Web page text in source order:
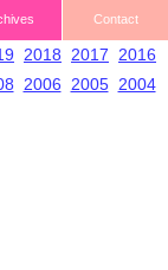
2018 2017
2016
2006 2005 2004
Contact